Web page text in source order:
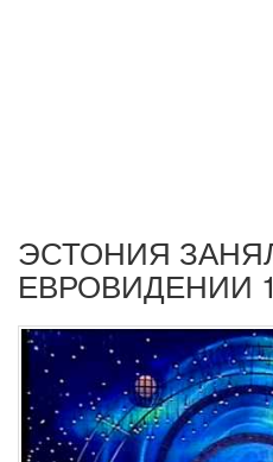
ЭСТОНИЯ
ЕВРОВИДЕНИИ